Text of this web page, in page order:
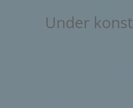
Under